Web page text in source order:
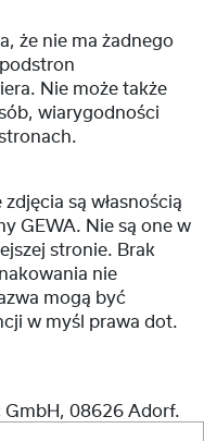
że nie ma żadnego
Nie może także
wiarygodności
są własnością
GEWA. Nie są one w
stronie. Brak
nie
mogą być
w myśl prawa dot.
08626 Adorf.